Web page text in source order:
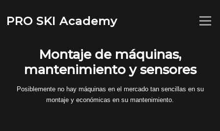
contenido
PRO SKI Academy Menú
Montaje de máquinas,
mantenimiento y sensores
Posiblemente no hay máquinas en el mercado tan sencillas en su
montaje y económicas en su mantenimiento.